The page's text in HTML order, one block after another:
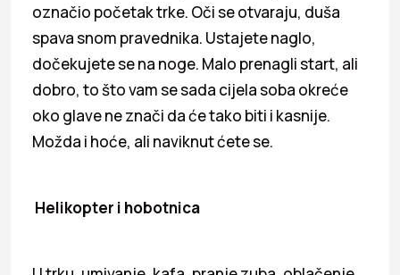
označio početak trke. Oči se otvaraju, duša
spava snom pravednika. Ustajete naglo,
dočekujete se na noge. Malo prenagli start, ali
dobro, to što vam se sada cijela soba okreće
oko glave ne znači da će tako biti i kasnije.
Možda i hoće, ali naviknut ćete se.
Helikopter i hobotnica